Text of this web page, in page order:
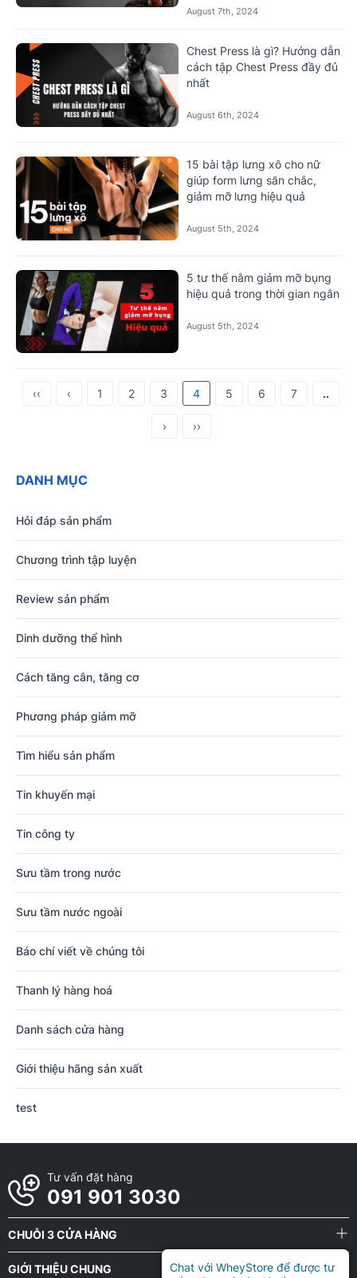
August 7th, 2024
Chest Press là gì? Hướng dẫn
cách tập Chest Press đầy đủ
nhất
August 6th, 2024
15 bài tập lưng xô cho nữ
giúp form lưng săn chắc,
giảm mỡ lưng hiệu quả
August 5th, 2024
5 tư thế nằm giảm mỡ bụng
hiệu quả trong thời gian ngắn
August 5th, 2024
‹‹ ‹ 1 2 3 4 5 6 7 ..
› ››
DANH MỤC
Hỏi đáp sản phẩm
Chương trình tập luyện
Review sản phẩm
Dinh dưỡng thể hình
Cách tăng cân, tăng cơ
Phương pháp giảm mỡ
Tìm hiểu sản phẩm
Tin khuyến mại
Tin công ty
Sưu tầm trong nước
Sưu tầm nước ngoài
Báo chí viết về chúng tôi
Thanh lý hàng hoá
Danh sách cửa hàng
Giới thiệu hãng sản xuất
test
Tư vấn đặt hàng
091 901 3030
CHUỖI 3 CỬA HÀNG
GIỚI THIỆU CHUNG
Chat với WheyStore để được tư